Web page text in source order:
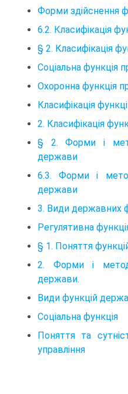
Форми здійснення
6.2. Класифікація
§ 2. Класифікація
Соціальна функція
Охоронна функція
Класифікація
2. Класифікація
§ 2. Форми і
держави
6.3. Форми і
держави
3. Види державних
Регулятивна
§ 1. Поняття
2. Форми і
держави.
Види функцій
Соціальна функція
Поняття та
управління